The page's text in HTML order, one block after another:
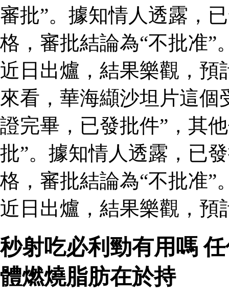
審批”。據知情人透露，
格，審批結論為“不批准”
近日出爐，結果樂觀，預
來看，華海纈沙坦片這個
證完畢，已發批件”，其
批”。據知情人透露，已
格，審批結論為“不批准”
近日出爐，結果樂觀，預
秒射吃必利勁有用嗎
體燃燒脂肪在於持